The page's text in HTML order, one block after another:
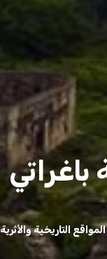
باغراتي
المواقع التاريخية والأثرية